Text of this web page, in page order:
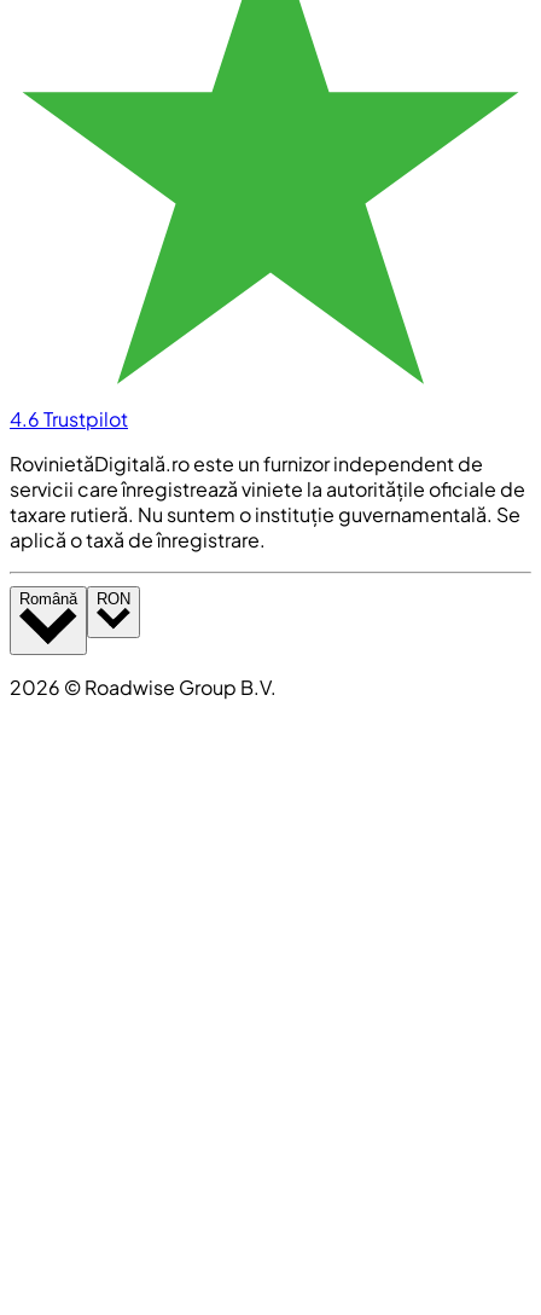
4.6Trustpilot
RovinietăDigitală.ro este un furnizor independent de
servicii care înregistrează viniete la autoritățile oficiale de
taxare rutieră. Nu suntem o instituție guvernamentală. Se
aplică o taxă de înregistrare.
Română RON
2026 ©Roadwise Group B.V.